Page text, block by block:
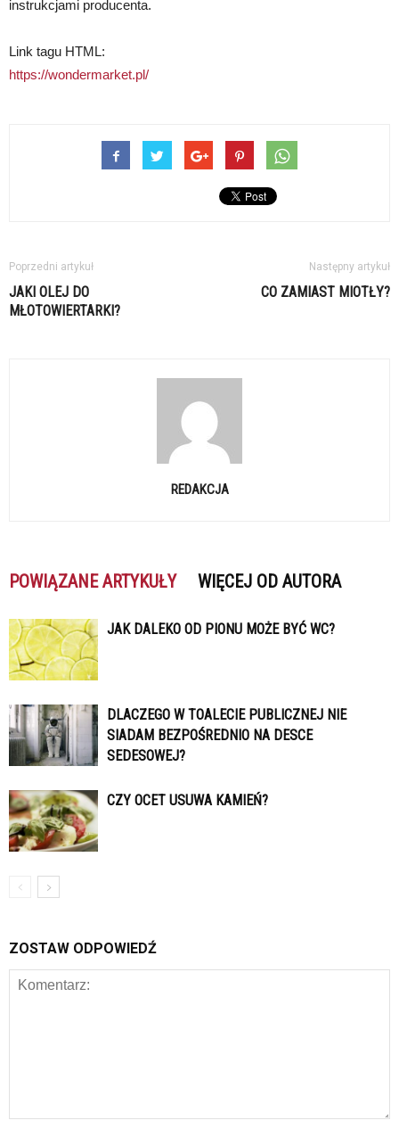
instrukcjami producenta.
Link tagu HTML:
https://wondermarket.pl/
Poprzedni artykuł
JAKI OLEJ DO
MŁOTOWIERTARKI?
Następny artykuł
CO ZAMIAST MIOTŁY?
REDAKCJA
POWIĄZANE ARTYKUŁY WIĘCEJ OD AUTORA
JAK DALEKO OD PIONU MOŻE BYĆ WC?
DLACZEGO W TOALECIE PUBLICZNEJ NIE
SIADAM BEZPOŚREDNIO NA DESCE
SEDESOWEJ?
CZY OCET USUWA KAMIEŃ?
ZOSTAW ODPOWIEDŹ